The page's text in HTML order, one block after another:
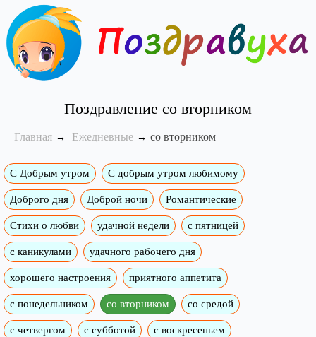
Поздравление со вторником
Главная Ежедневные со вторником
С Добрым утром C добрым утром любимому
Доброго дня Доброй ночи Романтические
Стихи о любви удачной недели c пятницей
с каникулами удачного рабочего дня
хорошего настроения приятного аппетита
с понедельником со вторником со средой
с четвергом с субботой с воскресеньем